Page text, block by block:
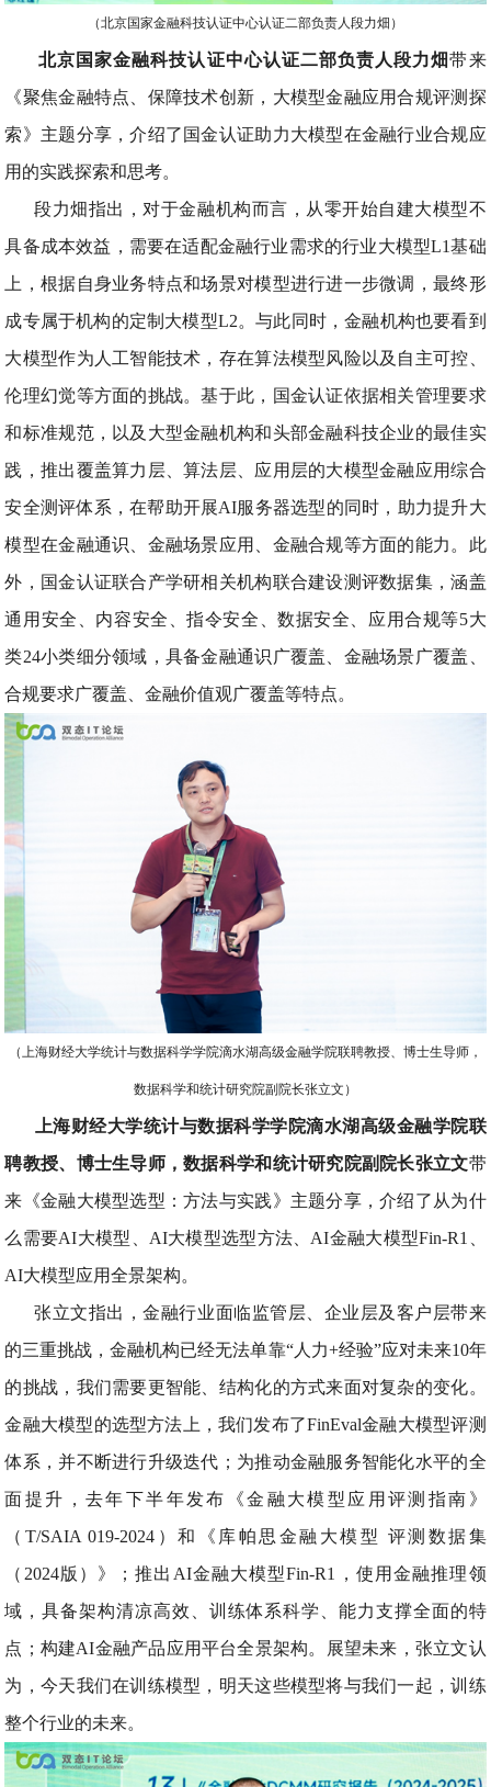
（北京国家金融科技认证中心认证二部负责人段力畑）
北京国家金融科技认证中心认证二部负责人段力畑带来
《聚焦金融特点、保障技术创新，大模型金融应用合规评测探
索》主题分享，介绍了国金认证助力大模型在金融行业合规应
用的实践探索和思考。
段力畑指出，对于金融机构而言，从零开始自建大模型不
具备成本效益，需要在适配金融行业需求的行业大模型L1基础
上，根据自身业务特点和场景对模型进行进一步微调，最终形
成专属于机构的定制大模型L2。与此同时，金融机构也要看到
大模型作为人工智能技术，存在算法模型风险以及自主可控、
伦理幻觉等方面的挑战。基于此，国金认证依据相关管理要求
和标准规范，以及大型金融机构和头部金融科技企业的最佳实
践，推出覆盖算力层、算法层、应用层的大模型金融应用综合
安全测评体系，在帮助开展AI服务器选型的同时，助力提升大
模型在金融通识、金融场景应用、金融合规等方面的能力。此
外，国金认证联合产学研相关机构联合建设测评数据集，涵盖
通用安全、内容安全、指令安全、数据安全、应用合规等5大
类24小类细分领域，具备金融通识广覆盖、金融场景广覆盖、
合规要求广覆盖、金融价值观广覆盖等特点。
（上海财经大学统计与数据科学学院滴水湖高级金融学院联聘教授、博士生导师，
数据科学和统计研究院副院长张立文）
上海财经大学统计与数据科学学院滴水湖高级金融学院联
聘教授、博士生导师，数据科学和统计研究院副院长张立文带
来《金融大模型选型：方法与实践》主题分享，介绍了从为什
么需要AI大模型、AI大模型选型方法、AI金融大模型Fin-R1、
AI大模型应用全景架构。
张立文指出，金融行业面临监管层、企业层及客户层带来
的三重挑战，金融机构已经无法单靠“人力+经验”应对未来10年
的挑战，我们需要更智能、结构化的方式来面对复杂的变化。
金融大模型的选型方法上，我们发布了FinEval金融大模型评测
体系，并不断进行升级迭代；为推动金融服务智能化水平的全
面提升，去年下半年发布《金融大模型应用评测指南》
（T/SAIA 019-2024）和《库帕思金融大模型 评测数据集
（2024版）》；推出AI金融大模型Fin-R1，使用金融推理领
域，具备架构清凉高效、训练体系科学、能力支撑全面的特
点；构建AI金融产品应用平台全景架构。展望未来，张立文认
为，今天我们在训练模型，明天这些模型将与我们一起，训练
整个行业的未来。